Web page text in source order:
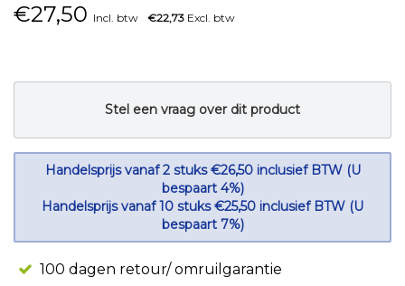
€27,50 Incl. btw €22,73 Excl. btw
Stel een vraag over dit product
Handelsprijs vanaf 2 stuks €26,50 inclusief BTW (U
bespaart 4%)
Handelsprijs vanaf 10 stuks €25,50 inclusief BTW (U
bespaart 7%)
100 dagen retour/ omruilgarantie